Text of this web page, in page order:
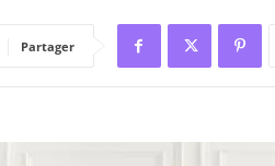
Partager